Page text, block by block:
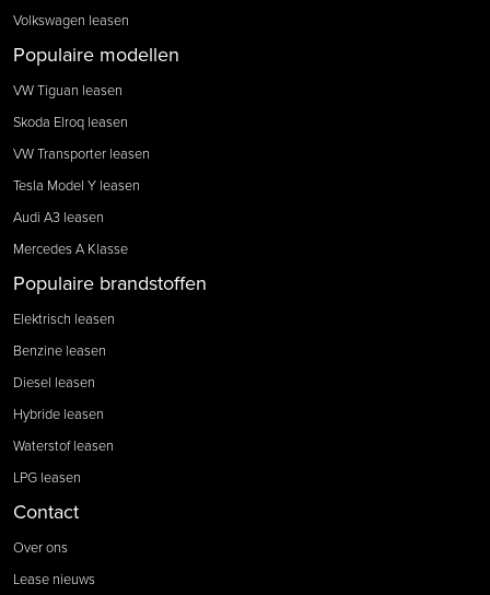
Volkswagen leasen
Populaire modellen
VW Tiguan leasen
Skoda Elroq leasen
VW Transporter leasen
Tesla Model Y leasen
Audi A3 leasen
Mercedes A Klasse
Populaire brandstoffen
Elektrisch leasen
Benzine leasen
Diesel leasen
Hybride leasen
Waterstof leasen
LPG leasen
Contact
Over ons
Lease nieuws